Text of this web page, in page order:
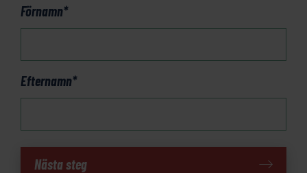
Förnamn*
Efternamn*
Piemonte
Nästa steg